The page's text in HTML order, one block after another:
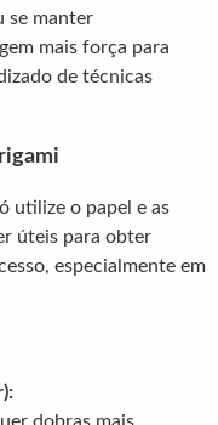
se manter
mais força para
de técnicas
utilize o papel e as
úteis para obter
especialmente em